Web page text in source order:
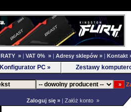
RATY » | VAT 0% » | Adresy sklepów » | Kontakt
Konfigurator PC » Zestawy
Zaloguj się » | Załóż konto »